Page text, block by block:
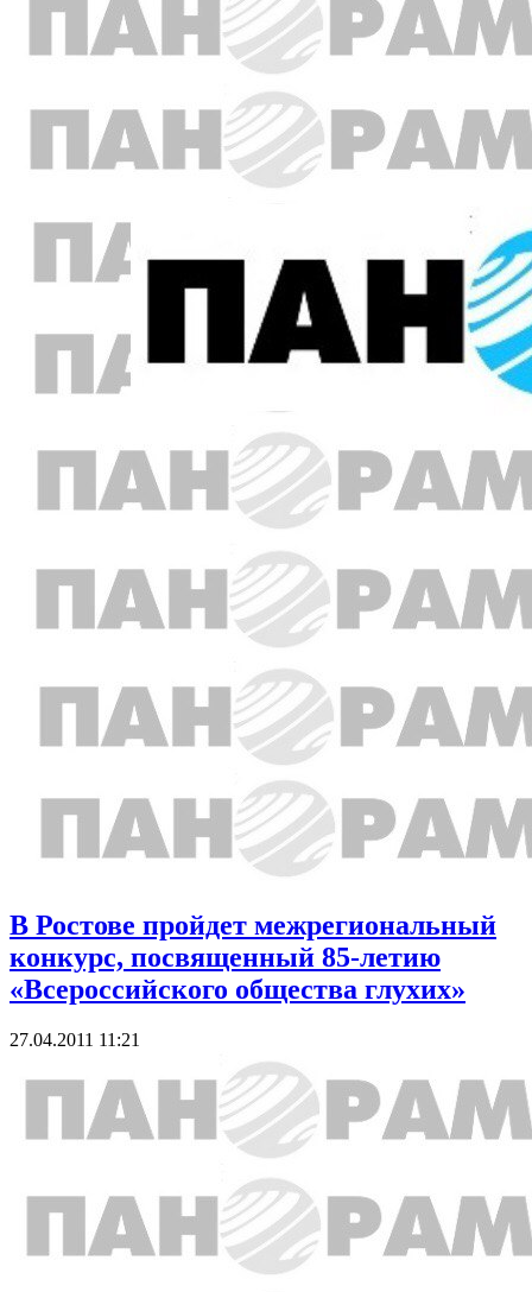
В Ростове пройдет межрегиональный
конкурс, посвященный 85-летию
«Всероссийского общества глухих»
27.04.2011 11:21